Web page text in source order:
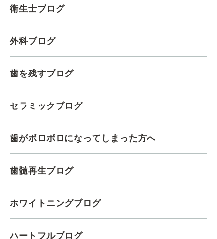
衛生士ブログ
外科ブログ
歯を残すブログ
セラミックブログ
歯がボロボロになってしまった方へ
歯髄再生ブログ
ホワイトニングブログ
ハートフルブログ